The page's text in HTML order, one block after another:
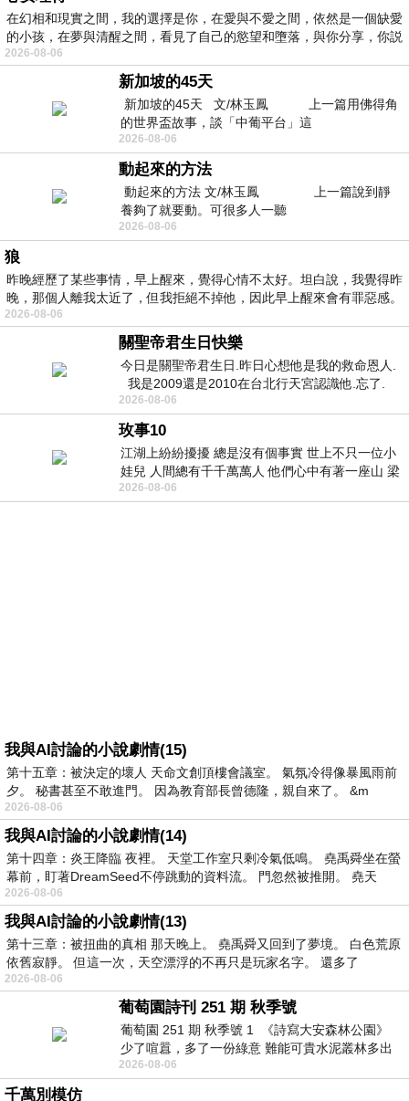
在幻相和現實之間，我的選擇是你，在愛與不愛之間，依然是一個缺愛
的小孩，在夢與清醒之間，看見了自己的慾望和墮落，與你分享，你説
2026-08-06
新加坡的45天
新加坡的45天 文/林玉鳳 上一篇用佛得角
的世界盃故事，談「中葡平台」這
2026-08-06
動起來的方法
動起來的方法 文/林玉鳳 上一篇說到靜
養夠了就要動。可很多人一聽
2026-08-06
狼
昨晚經歷了某些事情，早上醒來，覺得心情不太好。坦白說，我覺得昨
晚，那個人離我太近了，但我拒絕不掉他，因此早上醒來會有罪惡感。
2026-08-06
關聖帝君生日快樂
今日是關聖帝君生日.昨日心想他是我的救命恩人.
我是2009還是2010在台北行天宮認識他.忘了.
一個奇摩交友的網友學
2026-08-06
玫事10
江湖上紛紛擾擾 總是沒有個事實 世上不只一位小
娃兒 人間總有千千萬萬人 他們心中有著一座山 梁
山佛山泰華衡恆嵩 一山之高
2026-08-06
我與AI討論的小說劇情(15)
第十五章：被決定的壞人 天命文創頂樓會議室。 氣氛冷得像暴風雨前
夕。 秘書甚至不敢進門。 因為教育部長曾德隆，親自來了。 &m
2026-08-06
我與AI討論的小說劇情(14)
第十四章：炎王降臨 夜裡。 天堂工作室只剩冷氣低鳴。 堯禹舜坐在螢
幕前，盯著DreamSeed不停跳動的資料流。 門忽然被推開。 堯天
2026-08-06
我與AI討論的小說劇情(13)
第十三章：被扭曲的真相 那天晚上。 堯禹舜又回到了夢境。 白色荒原
依舊寂靜。 但這一次，天空漂浮的不再只是玩家名字。 還多了
2026-08-06
葡萄園詩刊 251 期 秋季號
葡萄園 251 期 秋季號 1 《詩寫大安森林公園》
少了喧囂，多了一份綠意 難能可貴水泥叢林多出
一
2026-08-06
千萬別模仿